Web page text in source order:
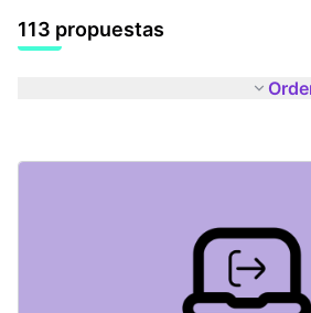
113 propuestas